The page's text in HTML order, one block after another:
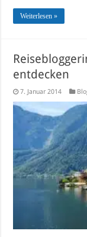
Weiterlesen »
entdecken
7. Januar 2014